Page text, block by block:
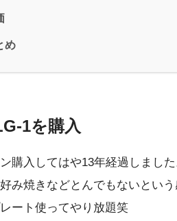
め
1を購入
購入してはや13年経過しまし
み焼きなどとんでもないとい
ート使ってやり放題笑